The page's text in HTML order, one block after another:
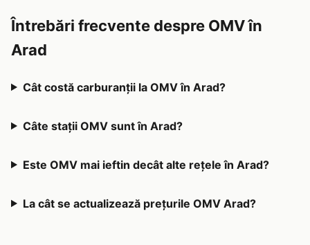
Întrebări frecvente despre OMV în
Arad
Cât costă carburanții la OMV în Arad?
Câte stații OMV sunt în Arad?
Este OMV mai ieftin decât alte rețele în Arad?
La cât se actualizează prețurile OMV Arad?